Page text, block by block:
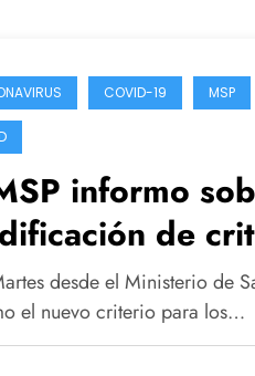
COVID-19 MSP
informo
de
y
19
desde el Ministerio de
el nuevo criterio para los…